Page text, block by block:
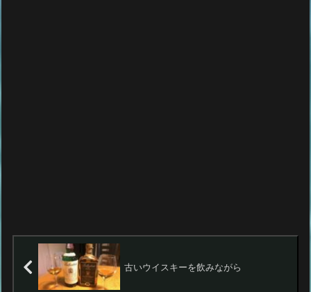
古いウイスキーを飲みながら